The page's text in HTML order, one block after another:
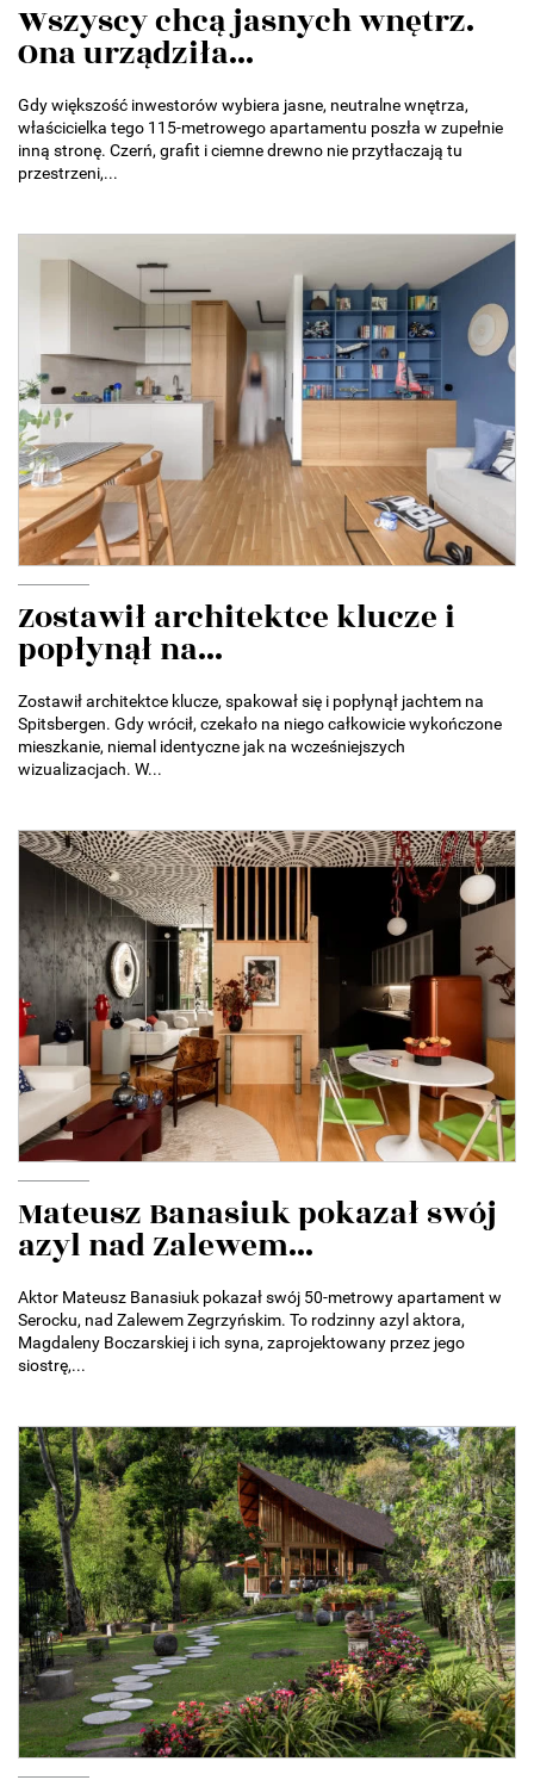
Wszyscy chcą jasnych wnętrz.
Ona urządziła...
Gdy większość inwestorów wybiera jasne, neutralne wnętrza,
właścicielka tego 115-metrowego apartamentu poszła w zupełnie
inną stronę. Czerń, grafit i ciemne drewno nie przytłaczają tu
przestrzeni,...
Zostawił architektce klucze i
popłynął na...
Zostawił architektce klucze, spakował się i popłynął jachtem na
Spitsbergen. Gdy wrócił, czekało na niego całkowicie wykończone
mieszkanie, niemal identyczne jak na wcześniejszych
wizualizacjach. W...
Mateusz Banasiuk pokazał swój
azyl nad Zalewem...
Aktor Mateusz Banasiuk pokazał swój 50-metrowy apartament w
Serocku, nad Zalewem Zegrzyńskim. To rodzinny azyl aktora,
Magdaleny Boczarskiej i ich syna, zaprojektowany przez jego
siostrę,...